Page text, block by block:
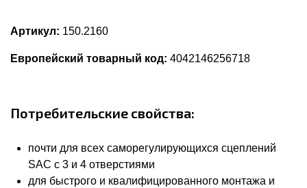
Артикул: 150.2160
Европейский товарный код: 4042146256718
Потребительские свойства:
почти для всех саморегулирующихся сцеплений
SAC с 3 и 4 отверстиями
для быстрого и квалифицированного монтажа и